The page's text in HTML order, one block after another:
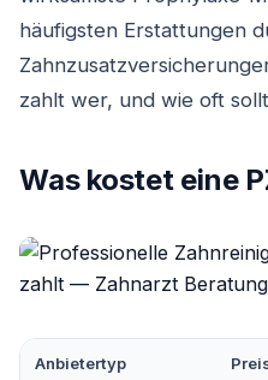
häufigsten Erstattungen
zahlt wer, und wie oft
Was kostet eine
Anbietertyp